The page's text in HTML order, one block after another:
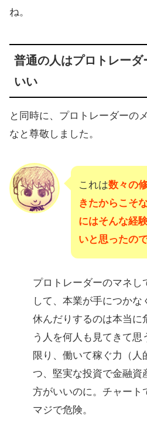
ね。
普通の人はプロトレー
いい
と同時に、プロトレーダーの
なと尊敬しました。
これは数々の
きたからこそ
にはそんな経
いと思ったの
プロトレーダーのマネし
して、本業が手につかな
休んだりするのは本当に
う人を何人も見てきて思
限り、働いて稼ぐ力（人
つ、堅実な投資で金融資
方がいいのに。チャート
マジで危険。